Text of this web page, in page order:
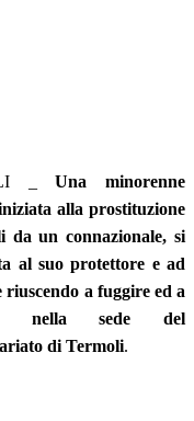
_Una minorenne
alla prostituzione
da un connazionale, si
al suo protettore e ad
riuscendo a fuggire ed a
nella sede del
di Termoli.